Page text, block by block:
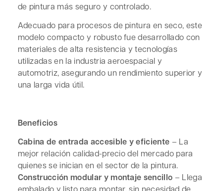
de pintura más seguro y controlado.
Adecuado para procesos de pintura en seco, este
modelo compacto y robusto fue desarrollado con
materiales de alta resistencia y tecnologías
utilizadas en la industria aeroespacial y
automotriz, asegurando un rendimiento superior y
una larga vida útil.
Beneficios
Cabina de entrada accesible y eficiente – La
mejor relación calidad-precio del mercado para
quienes se inician en el sector de la pintura.
Construcción modular y montaje sencillo – Llega